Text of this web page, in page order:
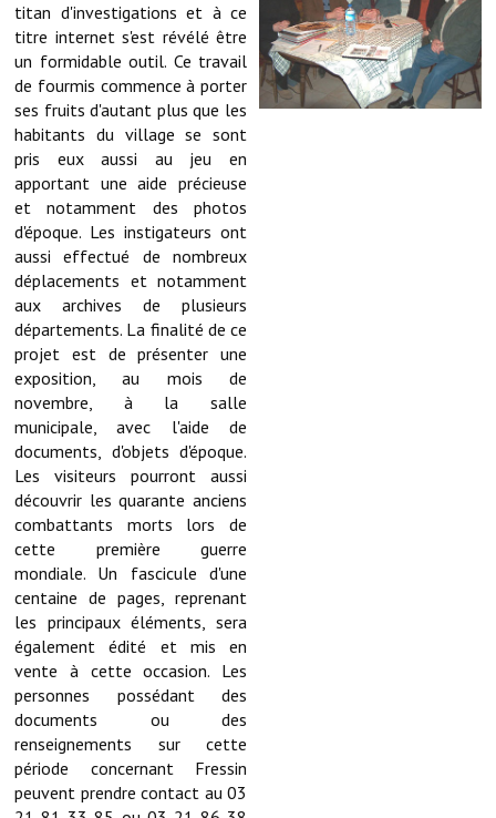
Procès verbaux des conseils municipaux
Communication
Le bulletin municipal : Fressinfo & Le Fressinois
Toutes les publications
Le village dans l'intercommunalité
Communauté de communes
Autres groupements
Les réseaux partenaires
L'association des maires
L'office de tourisme
Le conseil départemental
VILLE PRATIQUE
Services publics intercommunaux
Affaires scolaires, CCAS
Eaux, assainissement
France services
France Renov
Déchets ménagers, tri sélectif, encombrants
titan d'investigations et à ce
titre internet s'est révélé être
un formidable outil. Ce travail
de fourmis commence à porter
ses fruits d'autant plus que les
habitants du village se sont
pris eux aussi au jeu en
apportant une aide précieuse
et notamment des photos
d'époque. Les instigateurs ont
aussi effectué de nombreux
déplacements et notamment
aux archives de plusieurs
départements. La finalité de ce
projet est de présenter une
exposition, au mois de
novembre, à la salle
municipale, avec l'aide de
documents, d'objets d'époque.
Les visiteurs pourront aussi
découvrir les quarante anciens
combattants morts lors de
cette première guerre
mondiale. Un fascicule d'une
centaine de pages, reprenant
les principaux éléments, sera
également édité et mis en
vente à cette occasion. Les
personnes possédant des
documents ou des
renseignements sur cette
période concernant Fressin
peuvent prendre contact au 03